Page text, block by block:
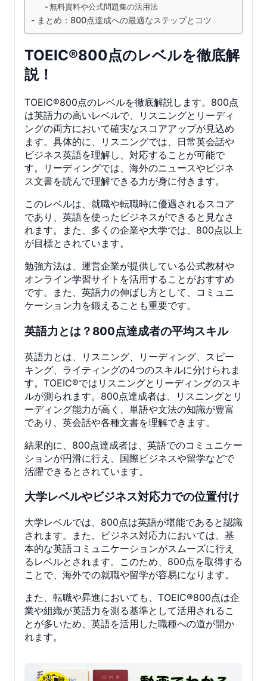
無料資料や公式問題集の活用法
まとめ：800点達成への最適なステップとコツ
TOEIC®800点のレベルを徹底解
説！
TOEIC®800点のレベルを徹底解説します。800点
は英語力の高いレベルで、リスニングとリーディ
ングの両方において確実なスコアアップが見込め
ます。具体的に、リスニングでは、日常英会話や
ビジネス英語を理解し、対応することが可能で
す。リーディングでは、海外のニュースやビジネ
ス文書を読んで理解できる力が身に付きます。
このレベルは、就職や転職時に優遇されるスコア
であり、英語を使ったビジネスができると見なさ
れます。また、多くの企業や大学では、800点以上
が目標とされています。
勉強方法は、運営企業が提供している公式教材や
オンライン学習サイトを活用することがおすすめ
です。また、英語力の伸ばし方として、コミュニ
ケーション力を鍛えることも重要です。
英語力とは？800点達成者の平均スキル
英語力とは、リスニング、リーディング、スピー
キング、ライティングの4つのスキルに分けられま
す。TOEIC®ではリスニングとリーディングのスキ
ルが測られます。800点達成者は、リスニングとリ
ーディング能力が高く、単語や文法の知識が豊富
であり、英会話や各種文書を理解できます。
結果的に、800点達成者は、英語でのコミュニケー
ションが円滑に行え、国際ビジネスや留学などで
活躍できるとされています。
大学レベルやビジネス対応力での位置付け
大学レベルでは、800点は英語が堪能であると認識
されます。また、ビジネス対応力においては、基
本的な英語コミュニケーションがスムーズに行え
るレベルとされます。このため、800点を取得する
ことで、海外での就職や留学が容易になります。
また、転職や昇進においても、TOEIC®800点は企
業や組織が英語力を測る基準として活用されるこ
とが多いため、英語を活用した職種への道が開か
れます。